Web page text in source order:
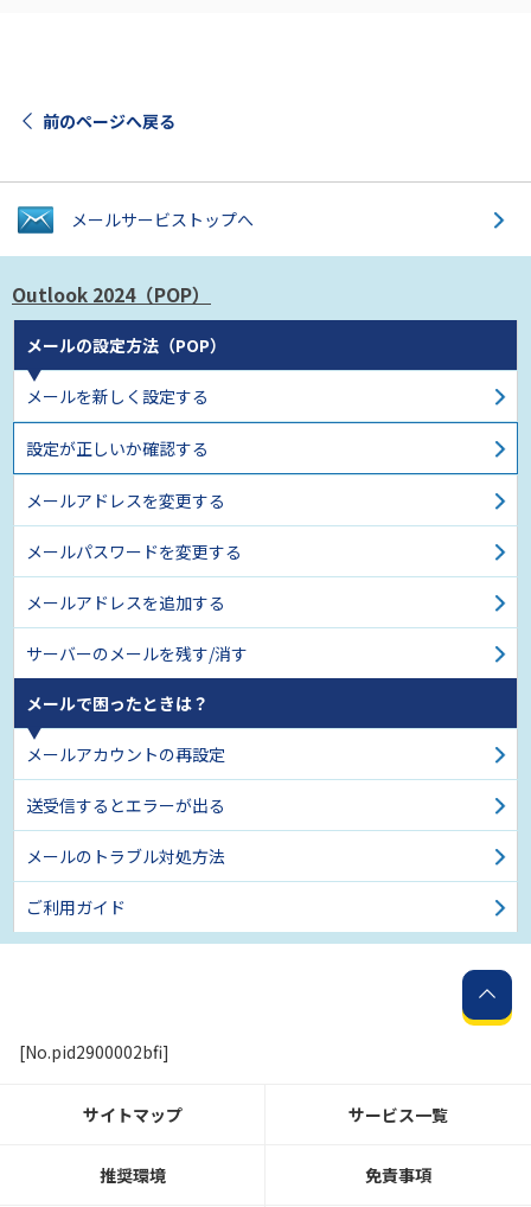
前のページへ戻る
メールサービス トップへ
Outlook 2024（POP）
メールの設定方法（POP）
メールを新しく設定する
設定が正しいか確認する
メールアドレスを変更する
メールパスワードを変更する
メールアドレスを追加する
サーバーのメールを残す/消す
メールで困ったときは？
メールアカウントの再設定
送受信するとエラーが出る
メールのトラブル対処方法
ご利用ガイド
[No.pid2900002bfi]
サイトマップ サービス一覧
推奨環境 免責事項